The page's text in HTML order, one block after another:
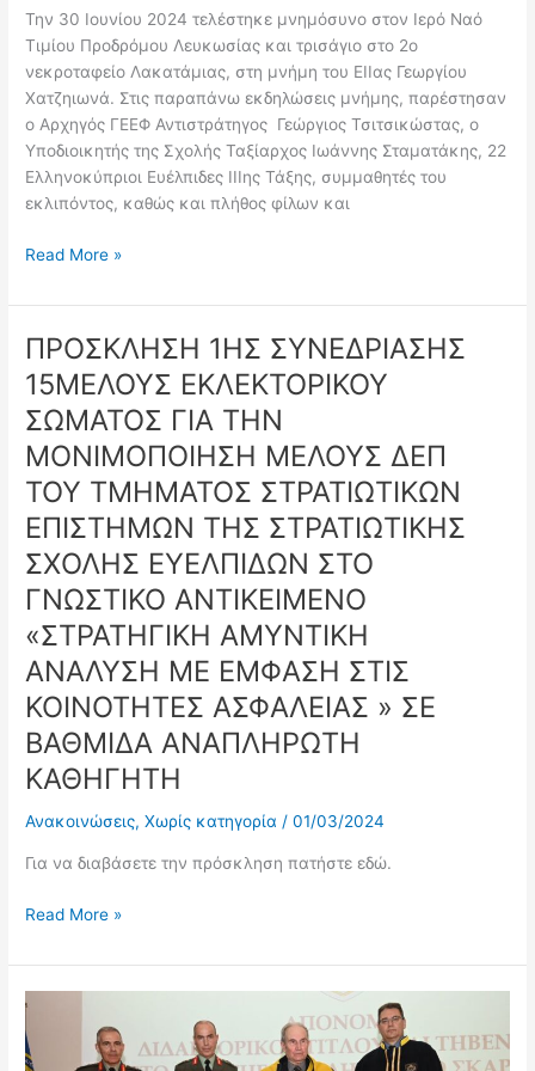
26
με
ΕΛΛΙΠΗ
ΔΙΚΑΙΟΛΟΓΗΤΙΚΑ
Την 30 Ιουνίου 2024 τελέστηκε μνημόσυνο στον Ιερό Ναό
Τιμίου Προδρόμου Λευκωσίας και τρισάγιο στο 2ο
νεκροταφείο Λακατάμιας, στη μνήμη του ΕΙΙας Γεωργίου
Χατζηιωνά. Στις παραπάνω εκδηλώσεις μνήμης, παρέστησαν
ο Αρχηγός ΓΕΕΦ Αντιστράτηγος Γεώργιος Τσιτσικώστας, ο
Υποδιοικητής της Σχολής Ταξίαρχος Ιωάννης Σταματάκης, 22
Ελληνοκύπριοι Ευέλπιδες ΙΙΙης Τάξης, συμμαθητές του
εκλιπόντος, καθώς και πλήθος φίλων και
Read More »
ΠΡΟΣΚΛΗΣΗ 1ΗΣ ΣΥΝΕΔΡΙΑΣΗΣ
15ΜΕΛΟΥΣ ΕΚΛΕΚΤΟΡΙΚΟΥ
ΣΩΜΑΤΟΣ ΓΙΑ ΤΗΝ
ΜΟΝΙΜΟΠΟΙΗΣΗ ΜΕΛΟΥΣ ΔΕΠ
ΤΟΥ ΤΜΗΜΑΤΟΣ ΣΤΡΑΤΙΩΤΙΚΩΝ
ΕΠΙΣΤΗΜΩΝ ΤΗΣ ΣΤΡΑΤΙΩΤΙΚΗΣ
ΣΧΟΛΗΣ ΕΥΕΛΠΙΔΩΝ ΣΤΟ
ΓΝΩΣΤΙΚΟ ΑΝΤΙΚΕΙΜΕΝΟ
«ΣΤΡΑΤΗΓΙΚΗ ΑΜΥΝΤΙΚΗ
ΑΝΑΛΥΣΗ ΜΕ ΕΜΦΑΣΗ ΣΤΙΣ
ΚΟΙΝΟΤΗΤΕΣ ΑΣΦΑΛΕΙΑΣ » ΣΕ
ΒΑΘΜΙΔΑ ΑΝΑΠΛΗΡΩΤΗ
ΚΑΘΗΓΗΤΗ
Ανακοινώσεις,Χωρίς κατηγορία /01/03/2024
Για να διαβάσετε την πρόσκληση πατήστε εδώ.
ΠΡΟΣΚΛΗΣΗ
1ΗΣ
ΣΥΝΕΔΡΙΑΣΗΣ
15ΜΕΛΟΥΣ
ΕΚΛΕΚΤΟΡΙΚΟΥ
ΣΩΜΑΤΟΣ
ΓΙΑ
ΤΗΝ
ΜΟΝΙΜΟΠΟΙΗΣΗ
ΜΕΛΟΥΣ
ΔΕΠ
ΤΟΥ
ΤΜΗΜΑΤΟΣ
ΣΤΡΑΤΙΩΤΙΚΩΝ
ΕΠΙΣΤΗΜΩΝ
ΤΗΣ
ΣΤΡΑΤΙΩΤΙΚΗΣ
ΣΧΟΛΗΣ
ΕΥΕΛΠΙΔΩΝ
ΓΝΩΣΤΙΚΟ
«ΣΤΡΑΤΗΓΙΚΗ
ΜΕ
ΕΜΦΑΣΗ
ΣΤΙΣ
Read More »
Τελετή
Αναγόρευσης
σε